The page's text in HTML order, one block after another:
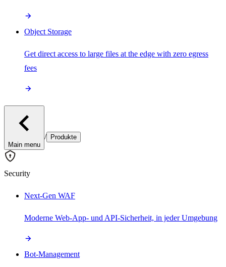
Object Storage
Get direct access to large files at the edge with zero egress
fees
Main menu
/ Produkte
Security
Next-Gen WAF
Moderne Web-App- und API-Sicherheit, in jeder Umgebung
Bot-Management